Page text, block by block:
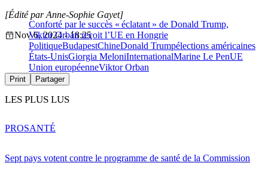
Conforté par le succès « éclatant » de Donald Trump,
Viktor Orbán reçoit l’UE en Hongrie
[Édité par Anne-Sophie Gayet]
Nov 6, 2024 - 18:25
PolitiqueBudapestChineDonald Trumpélections américaines
États-UnisGiorgia MeloniInternationalMarine Le PenUE
Union européenneViktor Orban
Print Partager
LES PLUS LUS
Sept pays votent contre le programme de santé de la Commission
PROSANTÉ